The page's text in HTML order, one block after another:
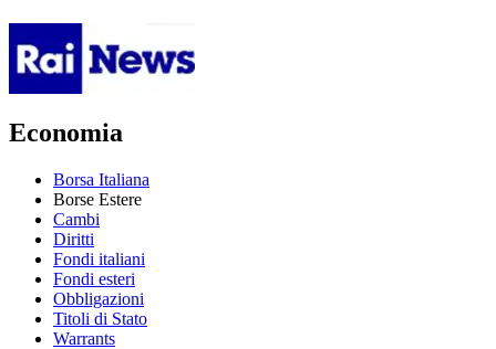
Economia
Borsa Italiana
Borse Estere
Cambi
Diritti
Fondi italiani
Fondi esteri
Obbligazioni
Titoli di Stato
Warrants